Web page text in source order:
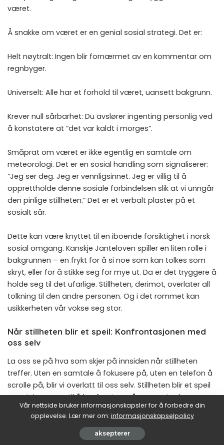
været.
Å snakke om været er en genial sosial strategi. Det er:
Helt nøytralt: Ingen blir fornærmet av en kommentar om
regnbyger.
Universelt: Alle har et forhold til været, uansett bakgrunn.
Krever null sårbarhet: Du avslører ingenting personlig ved
å konstatere at “det var kaldt i morges”.
Småprat om været er ikke egentlig en samtale om
meteorologi. Det er en sosial handling som signaliserer:
“Jeg ser deg. Jeg er vennligsinnet. Jeg er villig til å
opprettholde denne sosiale forbindelsen slik at vi unngår
den pinlige stillheten.” Det er et verbalt plaster på et
sosialt sår.
Dette kan være knyttet til en iboende forsiktighet i norsk
sosial omgang. Kanskje Janteloven spiller en liten rolle i
bakgrunnen – en frykt for å si noe som kan tolkes som
skryt, eller for å stikke seg for mye ut. Da er det tryggere å
holde seg til det ufarlige. Stillheten, derimot, overlater all
tolkning til den andre personen. Og i det rommet kan
usikkerheten vår vokse seg stor.
Når stillheten blir et speil: Konfrontasjonen med
oss selv
La oss se på hva som skjer på innsiden når stillheten
treffer. Uten en samtale å fokusere på, uten en telefon å
scrolle på, blir vi overlatt til oss selv. Stillheten blir et speil
som tvinger oss til å konfrontere våre egne tanker og
følelser i sanntid. Og for mange i vår hyperstimulerte
verden er dette blitt en uvant og ubehagelig opplevelse.
Vår nettside bruker informasjonskapsler for å forbedre din
opplevelse. Lær mer om: informasjonskapselpolicy
aksepterer